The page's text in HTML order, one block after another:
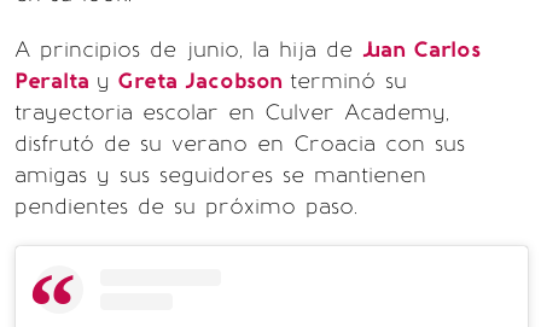
A principios de junio, la hija de Juan Carlos
Peralta y Greta Jacobson terminó su
trayectoria escolar en Culver Academy,
disfrutó de su verano en Croacia con sus
amigas y sus seguidores se mantienen
pendientes de su próximo paso.